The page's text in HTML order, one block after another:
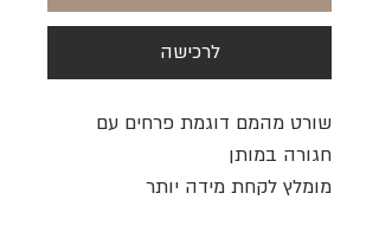
לרכישה
שורט מהמם דוגמת פרחים עם
חגורה במותן
מומלץ לקחת מידה יותר